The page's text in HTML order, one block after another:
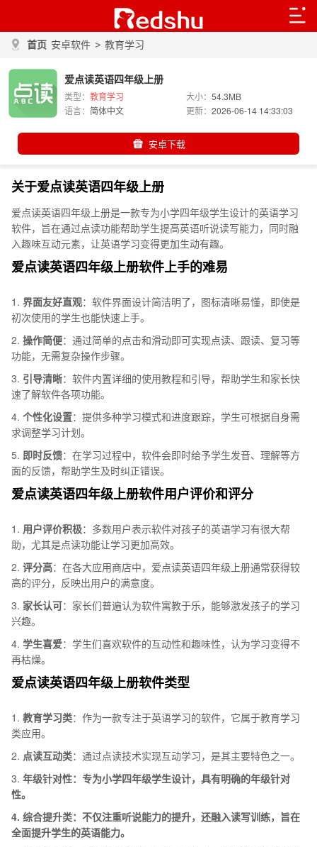
首页 安卓软件 > 教育学习
爱点读英语四年级上册
类型： 教育学习 大小：54.3MB
语言： 简体中文 更新：2026-06-14 14:33:03
安卓下载
关于爱点读英语四年级上册
爱点读英语四年级上册是一款专为小学四年级学生设计的英语学习
软件，旨在通过点读功能帮助学生提高英语听说读写能力，同时融
入趣味互动元素，让英语学习变得更加生动有趣。
爱点读英语四年级上册软件上手的难易
1. 界面友好直观：软件界面设计简洁明了，图标清晰易懂，即使是
初次使用的学生也能快速上手。
2. 操作简便：通过简单的点击和滑动即可实现点读、跟读、复习等
功能，无需复杂操作步骤。
3. 引导清晰：软件内置详细的使用教程和引导，帮助学生和家长快
速了解软件各项功能。
4. 个性化设置：提供多种学习模式和进度跟踪，学生可根据自身需
求调整学习计划。
5. 即时反馈：在学习过程中，软件会即时给予学生发音、理解等方
面的反馈，帮助学生及时纠正错误。
爱点读英语四年级上册软件用户评价和评分
1. 用户评价积极：多数用户表示软件对孩子的英语学习有很大帮
助，尤其是点读功能让学习更加高效。
2. 评分高：在各大应用商店中，爱点读英语四年级上册通常获得较
高的评分，反映出用户的满意度。
3. 家长认可：家长们普遍认为软件寓教于乐，能够激发孩子的学习
兴趣。
4. 学生喜爱：学生们喜欢软件的互动性和趣味性，认为学习变得不
再枯燥。
爱点读英语四年级上册软件类型
1. 教育学习类：作为一款专注于英语学习的软件，它属于教育学习
类应用。
2. 点读互动类：通过点读技术实现互动学习，是其主要特色之一。
3. 年级针对性：专为小学四年级学生设计，具有明确的年级针对
性。
4. 综合提升类：不仅注重听说能力的提升，还融入读写训练，旨在
全面提升学生的英语能力。